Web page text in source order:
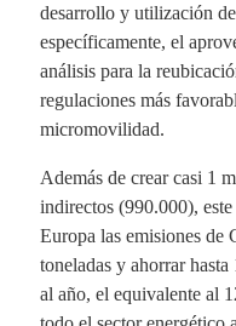
desarrollo y utilización
específicamente, el
análisis para la
regulaciones más
micromovilidad.
Además de crear casi 1
indirectos (990.000),
Europa las emisiones de
toneladas y ahorrar
al año, el equivalente al